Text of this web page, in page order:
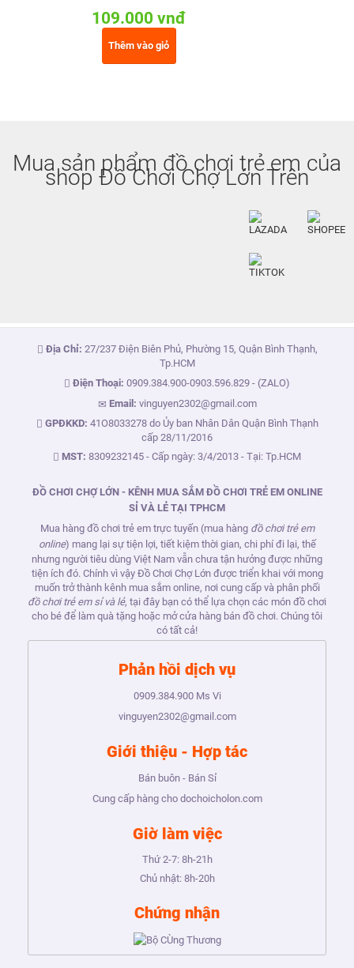
109.000 vnđ
Thêm vào giỏ
Mua sản phẩm đồ chơi trẻ em của
shop Đồ Chơi Chợ Lớn Trên
Địa Chỉ: 27/237 Điện Biên Phủ, Phường 15, Quận Bình Thạnh,
Tp.HCM
Điện Thoại: 0909.384.900-0903.596.829 - (ZALO)
Email: vinguyen2302@gmail.com
GPĐKKD: 41O8033278 do Ủy ban Nhân Dân Quận Bình Thạnh
cấp 28/11/2016
MST: 8309232145 - Cấp ngày: 3/4/2013 - Tại: Tp.HCM
ĐỒ CHƠI CHỢ LỚN - KÊNH MUA SẮM ĐỒ CHƠI TRẺ EM ONLINE
SỈ VÀ LẺ TẠI TPHCM
Mua hàng đồ chơi trẻ em trực tuyến (mua hàng đồ chơi trẻ em
online) mang lại sự tiện lợi, tiết kiệm thời gian, chi phí đi lại, thế
nhưng người tiêu dùng Việt Nam vẫn chưa tận hưởng được những
tiện ích đó. Chính vì vậy Đồ Chơi Chợ Lớn được triển khai với mong
muốn trở thành kênh mua sắm online, nơi cung cấp và phân phối
đồ chơi trẻ em sỉ và lẻ, tại đây bạn có thể lựa chọn các món đồ chơi
cho bé để làm quà tặng hoặc mở cửa hàng bán đồ chơi. Chúng tôi
có tất cả!
Phản hồi dịch vụ
0909.384.900Ms Vi
vinguyen2302@gmail.com
Giới thiệu - Hợp tác
Bán buôn - Bán Sỉ
Cung cấp hàng cho dochoicholon.com
Giờ làm việc
Thứ 2-7:8h-21h
Chủ nhật:8h-20h
Chứng nhận